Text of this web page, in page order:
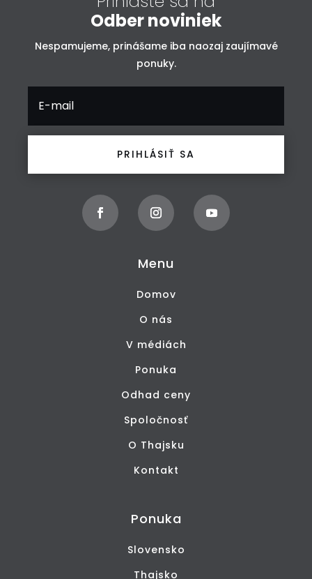
Odber noviniek
Nespamujeme, prinášame iba naozaj zaujímavé
ponuky.
PRIHLÁSIŤ SA
Menu
Domov
O nás
V médiách
Ponuka
Odhad ceny
Spoločnosť
O Thajsku
Kontakt
Ponuka
Slovensko
Thajsko